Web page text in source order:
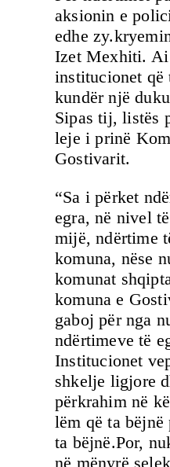
aksionin e
edhe
Izet Mexhiti.
institucionet që
kundër një
Sipas tij, listës
leje i prinë
Gostivarit.
“Sa i përket
egra, në nivel
mijë, ndërtime
komuna, nëse
komunat
komuna e
gaboj për nga
ndërtimeve të
Institucionet
shkelje ligjore
përkrahim në
lëm që ta bëjnë
ta bëjnë.Por,
në mënyrë